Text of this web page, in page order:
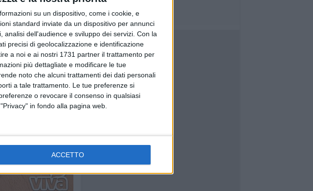
su un dispositivo, come i cookie, e
standard inviate da un dispositivo per annunci
dell'audience e sviluppo dei servizi. Con la
precisi di geolocalizzazione e identificazione
a noi e ai nostri 1731 partner il trattamento per
più dettagliate e modificare le tue
noto che alcuni trattamenti dei dati personali
a tale trattamento. Le tue preferenze si
o revocare il consenso in qualsiasi
in fondo alla pagina web.
ACCETTO